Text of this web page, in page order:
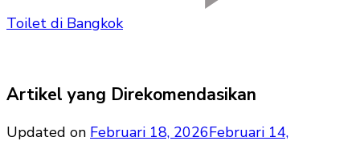
Toilet di Bangkok
Artikel yang Direkomendasikan
Updated on Februari 18, 2026Februari 14,